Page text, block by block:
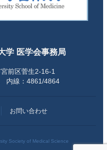
学 医学会事務局
前区菅生2-16-1
内線：4861/4864
お問い合わせ
Society of Medical Science